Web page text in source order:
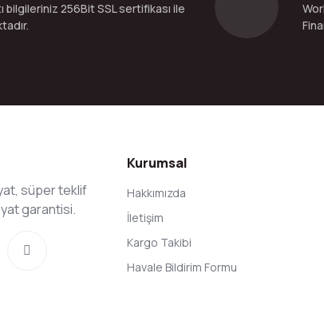
olmalı.
bilgileriniz 256Bit SSL sertifikası ile
süper teklif
garantisi.
Kurumsal
Hakkımızda
İletişim
Kargo Takibi
Havale Bildirim Formu